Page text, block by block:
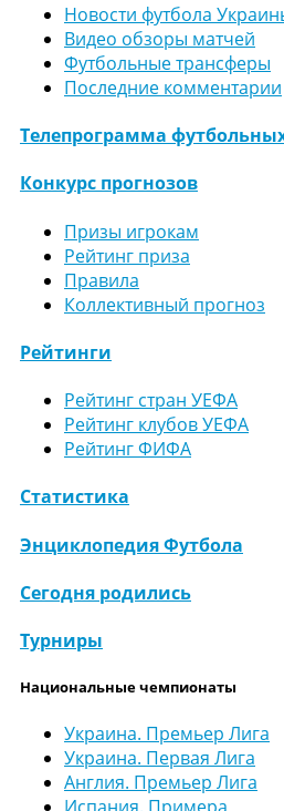
Новости футбола
Видео обзоры матчей
Футбольные трансферы
Последние комментарии
Телепрограмма
Конкурс прогнозов
Призы игрокам
Рейтинг приза
Правила
Коллективный прогноз
Рейтинги
Рейтинг стран УЕФА
Рейтинг клубов УЕФА
Рейтинг ФИФА
Статистика
Энциклопедия Футбола
Сегодня родились
Турниры
Национальные чемпионаты
Украина. Премьер Лига
Украина. Первая Лига
Англия. Премьер Лига